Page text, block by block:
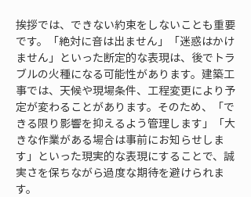
挨拶では、できない約束をしないことも重要
です。「絶対に音は出ません」「迷惑はかけ
ません」といった断定的な表現は、後でトラ
ブルの火種になる可能性があります。建築工
事では、天候や現場条件、工程変更により予
定が変わることがあります。そのため、「で
きる限り影響を抑えるよう管理します」「大
きな作業がある場合は事前にお知らせしま
す」といった現実的な表現にすることで、誠
実さを保ちながら過度な期待を避けられま
す。